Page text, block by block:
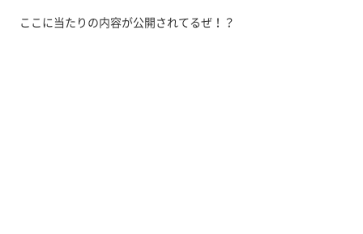
ここに当たりの内容が公開されてるぜ！？